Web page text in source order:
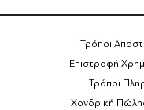
Τρόποι
Επιστροφή
Τρόποι
Χονδρική